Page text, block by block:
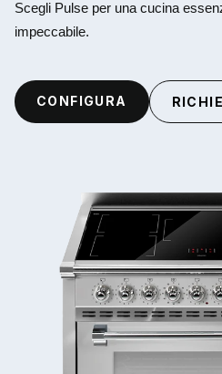
Scegli Pulse per una cucina
impeccabile.
CONFIGURA